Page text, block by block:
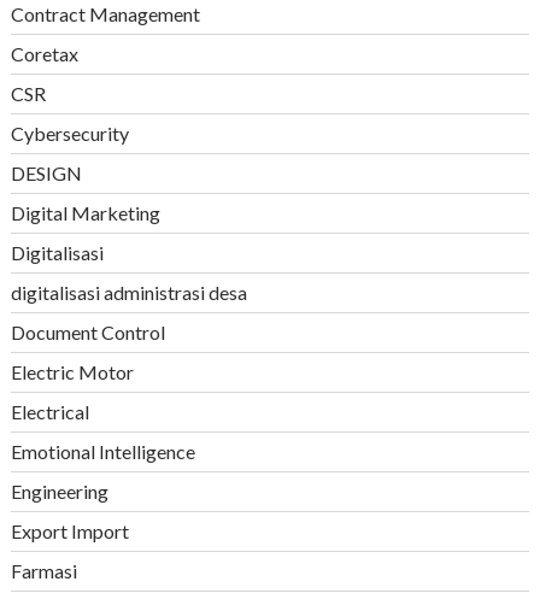
Contract Management
Coretax
CSR
Cybersecurity
DESIGN
Digital Marketing
Digitalisasi
digitalisasi administrasi desa
Document Control
Electric Motor
Electrical
Emotional Intelligence
Engineering
Export Import
Farmasi